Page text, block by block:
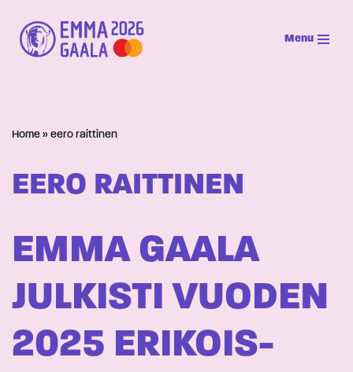
Siirry
suoraan
Menu
Home » eero raittinen
EERO RAITTINEN
EMMA GAALA
JULKISTI VUODEN
2025 ERIKOIS-